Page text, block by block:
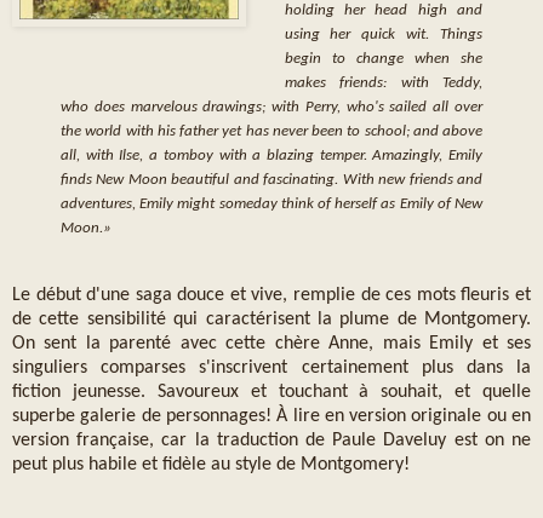
holding her head high and
using her quick wit. Things
begin to change when she
makes friends: with Teddy,
who does marvelous drawings; with Perry, who's sailed all over
the world with his father yet has never been to school; and above
all, with Ilse, a tomboy with a blazing temper. Amazingly, Emily
finds New Moon beautiful and fascinating. With new friends and
adventures, Emily might someday think of herself as Emily of New
Moon.»
Le début d'une saga douce et vive, remplie de ces mots fleuris et
de cette sensibilité qui caractérisent la plume de Montgomery.
On sent la parenté avec cette chère Anne, mais Emily et ses
singuliers comparses s'inscrivent certainement plus dans la
fiction jeunesse. Savoureux et touchant à souhait, et quelle
superbe galerie de personnages!À lire en version originale ou en
version française, car la traduction de Paule Daveluy est on ne
peut plus habile et fidèle au style de Montgomery!